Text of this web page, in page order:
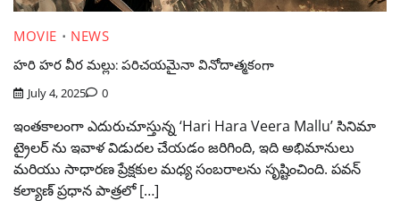
MOVIE
NEWS
హరి హర వీర మల్లు: పరిచయమైనా వినోదాత్మకంగా
July 4, 2025 0
ఇంతకాలంగా ఎదురుచూస్తున్న ‘Hari Hara Veera Mallu’ సినిమా
ట్రైలర్ ను ఇవాళ విడుదల చేయడం జరిగింది, ఇది అభిమానులు
మరియు సాధారణ ప్రేక్షకుల మధ్య సంబరాలను సృష్టించింది. పవన్
కల్యాణ్ ప్రధాన పాత్రలో […]